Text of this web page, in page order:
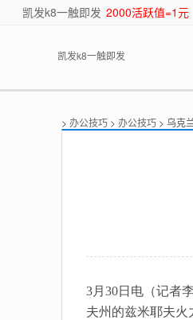
凯发k8一触即发 2000活跃值=1元
凯发k8一触即发
> 办公技巧 > 办公技巧 > 乌克
3月30日电（记者
夫州的兹米耶夫